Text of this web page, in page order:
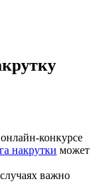
конкурсе
накрутки может
важно